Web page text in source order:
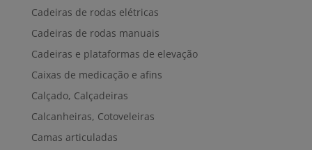
Cadeiras de rodas elétricas
Cadeiras de rodas manuais
Cadeiras e plataformas de elevação
Caixas de medicação e afins
Calçado, Calçadeiras
Calcanheiras, Cotoveleiras
Camas articuladas